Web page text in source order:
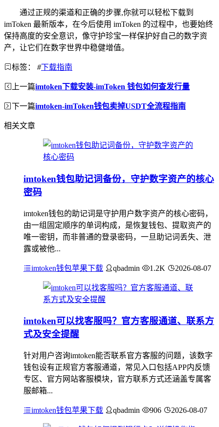
通过正规的渠道和正确的步骤,你就可以轻松下载到
imToken 最新版本，在今后使用 imToken 的过程中，也要始终
保持高度的安全意识，像守护珍宝一样保护好自己的数字资
产，让它们在数字世界中稳健增值。
标签： #下载指南
上一篇imtoken下载安装-imToken 钱包如何查发行量
下一篇imtoken-imToken钱包卖掉USDT全流程指南
相关文章
imtoken钱包助记词备份，守护数字资产的核心
密码
imtoken钱包的助记词是守护用户数字资产的核心密码，
由一组固定顺序的单词构成，是恢复钱包、提取资产的
唯一密钥，而非普通的登录密码，一旦助记词丢失、泄
露或被他...
imtoken钱包苹果下载 qbadmin 1.2K 2026-08-07
imtoken可以找客服吗？官方客服通道、联系方
式及安全提醒
针对用户咨询imtoken能否联系官方客服的问题，该数字
钱包设有正规官方客服通道，常见入口包括APP内反馈
专区、官方网站客服模块，官方联系方式还涵盖专属客
服邮箱...
imtoken钱包苹果下载 qbadmin 906 2026-08-07